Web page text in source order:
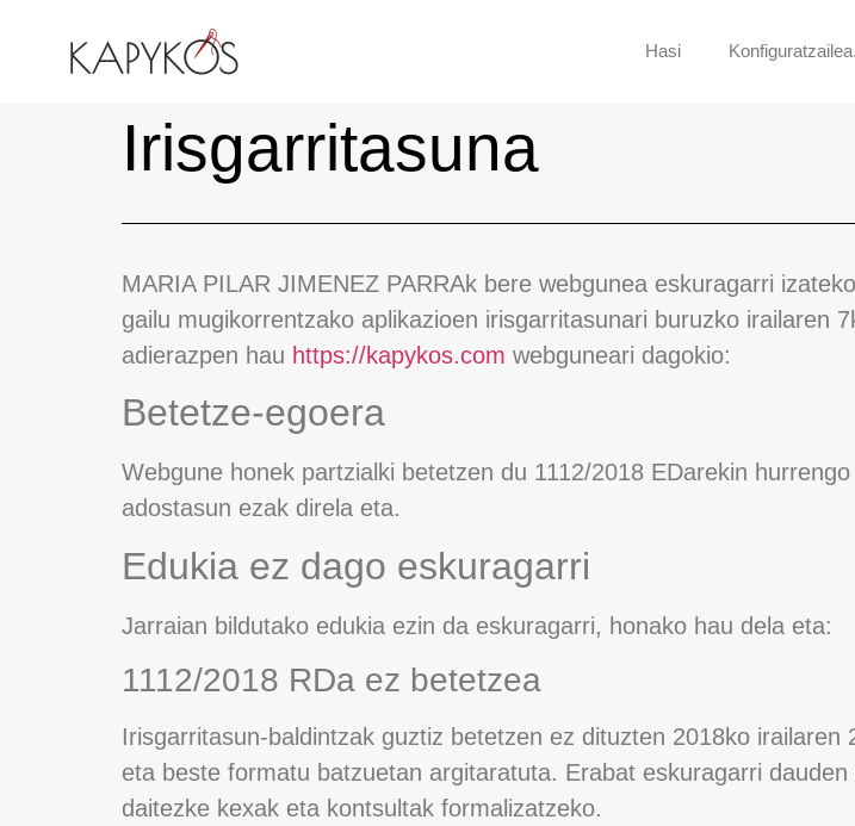
Hasi Konfiguratzailea.
Irisgarritasuna
MARIA PILAR JIMENEZ PARRAk bere webgunea eskuragarri
gailu mugikorrentzako aplikazioen irisgarritasunari buruzko irailaren
adierazpen hau https://kapykos.com webguneari dagokio:
Betetze-egoera
Webgune honek partzialki betetzen du 1112/2018 EDarekin
adostasun ezak direla eta.
Edukia ez dago eskuragarri
Jarraian bildutako edukia ezin da eskuragarri, honako hau dela eta:
1112/2018 RDa ez betetzea
Irisgarritasun-baldintzak guztiz betetzen ez dituzten 2018ko
eta beste formatu batzuetan argitaratuta. Erabat eskuragarri
daitezke kexak eta kontsultak formalizatzeko.